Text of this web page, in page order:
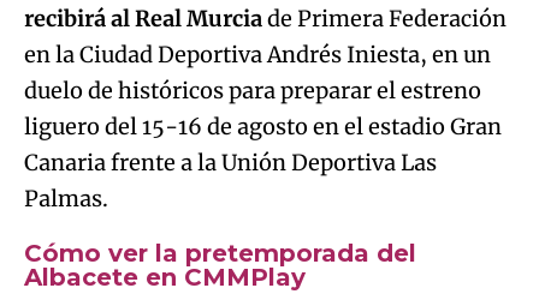
recibirá al Real Murciade Primera Federación
en la Ciudad Deportiva Andrés Iniesta, en un
duelo de históricos para preparar el estreno
liguero del 15-16 de agosto en el estadio Gran
Canaria frente a la Unión Deportiva Las
Palmas.
Cómo ver la pretemporada del
Albacete en CMMPlay